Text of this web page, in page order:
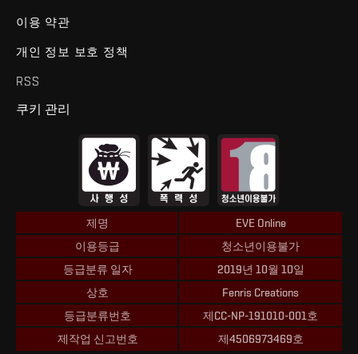
이용 약관
개인 정보 보호 정책
RSS
쿠키 관리
제명
EVE Online
이용등급
청소년이용불가
등급분류 일자
2019년 10월 10일
상호
Fenris Creations
등급분류번호
제CC-NP-191010-001호
제작업 신고번호
제4506973469호